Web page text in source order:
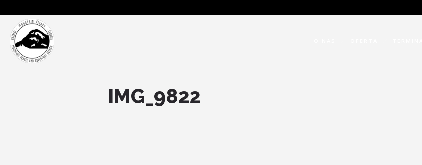
IMG_9822